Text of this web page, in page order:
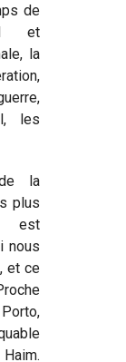
de
et
la
les
la
plus
est
nous
et ce